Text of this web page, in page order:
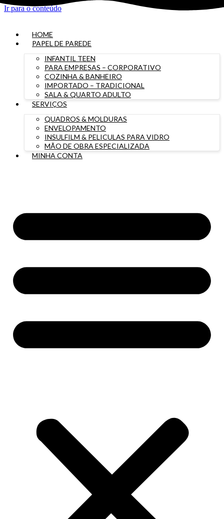
Ir para o conteúdo
HOME
PAPEL DE PAREDE
INFANTIL TEEN
PARA EMPRESAS – CORPORATIVO
COZINHA & BANHEIRO
IMPORTADO – TRADICIONAL
SALA & QUARTO ADULTO
SERVIÇOS
QUADROS & MOLDURAS
ENVELOPAMENTO
INSULFILM & PELICULAS PARA VIDRO
MÃO DE OBRA ESPECIALIZADA
MINHA CONTA